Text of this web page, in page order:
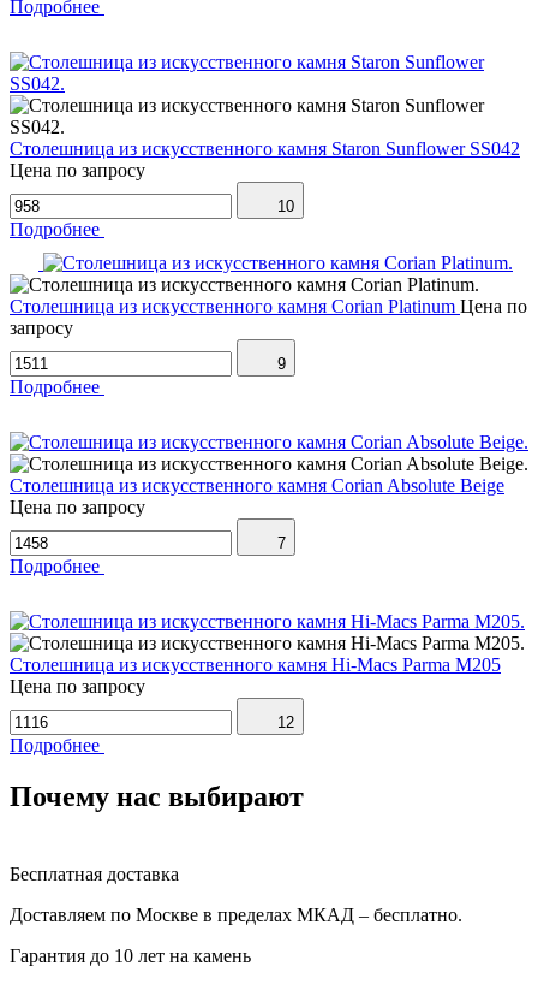
Подробнее
Столешница из искусственного камня Staron Sunflower SS042
Цена по запросу
10
Подробнее
Столешница из искусственного камня Corian Platinum Цена по
запросу
9
Подробнее
Столешница из искусственного камня Corian Absolute Beige
Цена по запросу
7
Подробнее
Столешница из искусственного камня Hi-Macs Parma M205
Цена по запросу
12
Подробнее
Почему нас выбирают
Бесплатная доставка
Доставляем по Москве в пределах МКАД – бесплатно.
Гарантия до 10 лет на камень